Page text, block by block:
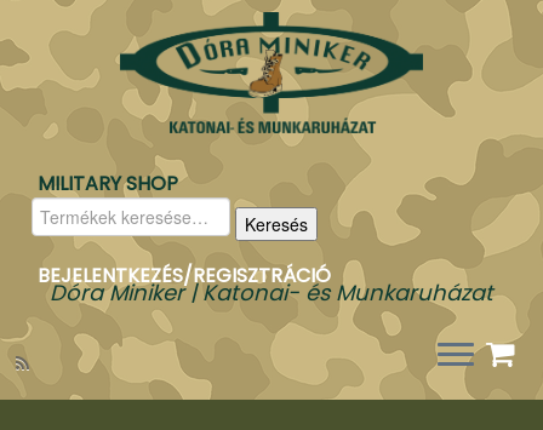
MILITARY SHOP
Keresés
a
következőre:
Keresés
BEJELENTKEZÉS/REGISZTRÁCIÓ
Dóra Miniker | Katonai- és Munkaruházat